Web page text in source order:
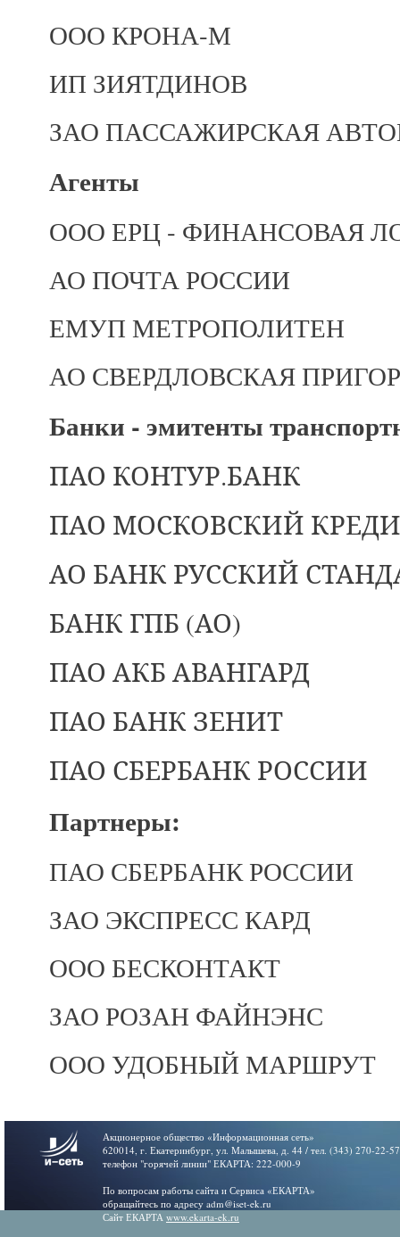
ООО КРОНА-М
ИП ЗИЯТДИНОВ
ЗАО ПАССАЖИРСКАЯ
Агенты
ООО ЕРЦ - ФИНАНСОВАЯ
АО ПОЧТА РОССИИ
ЕМУП МЕТРОПОЛИТЕН
АО СВЕРДЛОВСКАЯ
Банки - эмитенты
ПАО КОНТУР.БАНК
ПАО МОСКОВСКИЙ
АО БАНК РУССКИЙ
БАНК ГПБ (АО)
ПАО АКБ АВАНГАРД
ПАО БАНК ЗЕНИТ
ПАО СБЕРБАНК РОССИИ
Партнеры:
ПАО СБЕРБАНК РОССИИ
ЗАО ЭКСПРЕСС КАРД
ООО БЕСКОНТАКТ
ЗАО РОЗАН ФАЙНЭНС
ООО УДОБНЫЙ МАРШРУТ
Акционерное общество «Информационная сеть»
620014, г. Екатеринбург, ул. Малышева, д. 44 / тел. (343) 270-22-
телефон "горячей линии" ЕКАРТА: 222-000-9
По вопросам работы сайта и Сервиса «ЕКАРТА»
обращайтесь по адресу adm@iset-ek.ru
Сайт ЕКАРТА www.ekarta-ek.ru